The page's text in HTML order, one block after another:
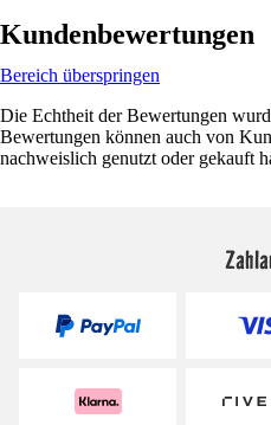
Kundenbewertungen
Bereich überspringen
Die Echtheit der Bewertungen
Bewertungen können auch von
nachweislich genutzt oder gekauft